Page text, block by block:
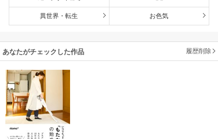
異世界・転生 お色気
あなたがチェックした作品 履歴削除